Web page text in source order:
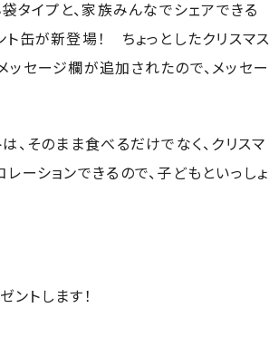
タイプと、家族みんなでシェアできる
缶が新登場！ ちょっとしたクリスマス
ッセージ欄が追加されたので、メッセー
、そのまま食べるだけでなく、クリスマ
ーションできるので、子どもといっしょ
ントします！